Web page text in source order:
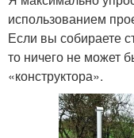
использованием
Если вы собираете
то ничего не может
«конструктора».